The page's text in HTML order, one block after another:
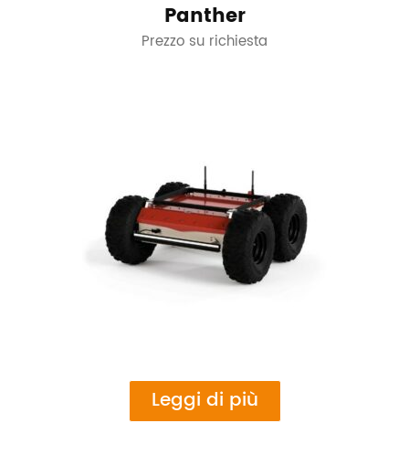
Panther
Prezzo su richiesta
Leggi di più